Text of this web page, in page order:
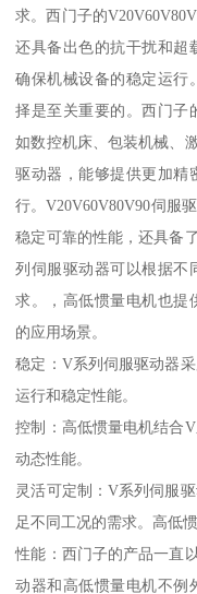
求。西门子的
还具备出色的抗干扰和超
确保机械设备的稳定运行
择是至关重要的。西门子
如数控机床、包装机械、
驱动器，能够提供更加精
行。V20V60V80V90伺服
稳定可靠的性能，还具备
列伺服驱动器可以根据不
求。，高低惯量电机也提
的应用场景。
稳定：V系列伺服驱动器
运行和稳定性能。
控制：高低惯量电机结合
动态性能。
灵活可定制：V系列伺服
足不同工况的需求。高低
性能：西门子的产品一直
动器和高低惯量电机不例